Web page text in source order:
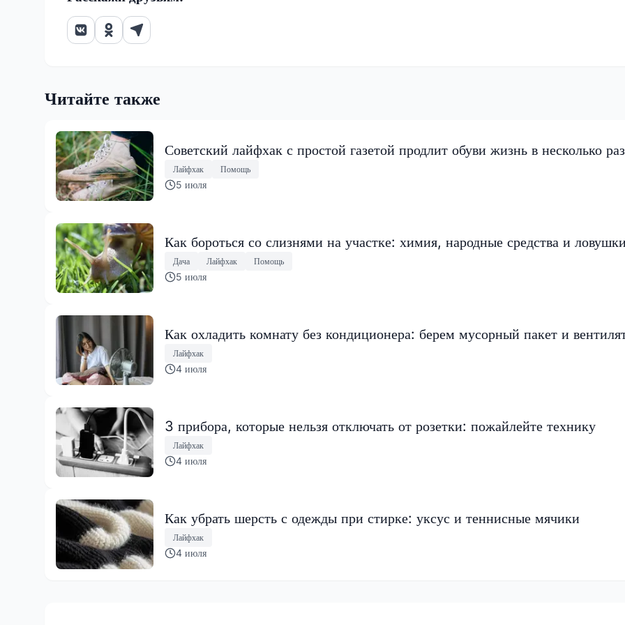
Читайте также
Советский лайфхак с простой газетой продлит обуви жизнь в несколько раз
Лайфхак Помощь
5 июля
Как бороться со слизнями на участке: химия, народные средства и
Дача Лайфхак Помощь
5 июля
Как охладить комнату без кондиционера: берем мусорный пакет и
Лайфхак
4 июля
3 прибора, которые нельзя отключать от розетки: пожайлейте технику
Лайфхак
4 июля
Как убрать шерсть с одежды при стирке: уксус и теннисные мячики
Лайфхак
4 июля